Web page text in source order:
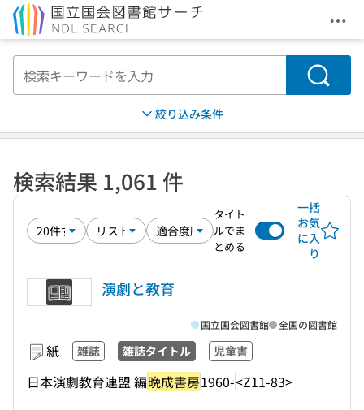
メ
検索
絞り込み条件
検索結果 1,061 件
タイト
ルでま
とめる
一括
お気
に入
り
演劇と教育
紙 雑誌 雑誌タイトル 児童書
日本演劇教育連盟 編晩成書房1960-<Z11-83>
国立国会図書館 全国の図書館